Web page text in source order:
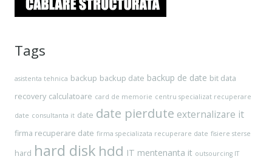
Tags
asistenta tehnica backup backup date backup de date bit data
recovery calculatoare card de memorie centru specializat recuperare
date consultanta it date date pierdute externalizare it
firma recuperare date firma specializata recuperare date fisiere sterse
hard hard disk hdd IT mentenanta it outsourcing IT